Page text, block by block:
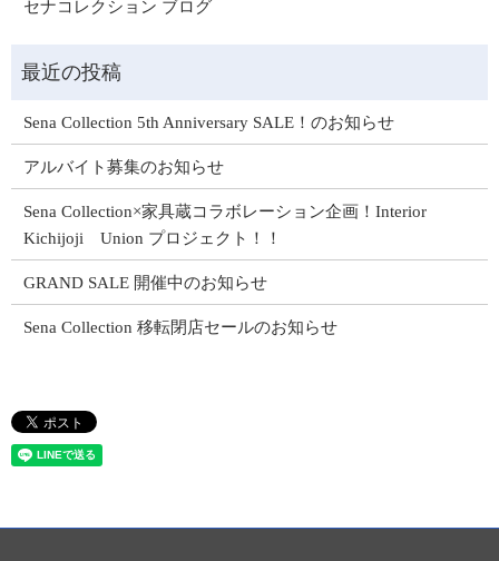
セナコレクション ブログ
Sena Collection 5th Anniversary SALE！のお知らせ
アルバイト募集のお知らせ
Sena Collection×家具蔵コラボレーション企画！Interior
Kichijoji Union プロジェクト！！
GRAND SALE 開催中のお知らせ
Sena Collection 移転閉店セールのお知らせ